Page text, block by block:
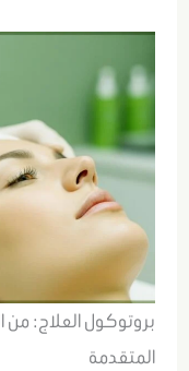
بروتوكول العلاج: من
المتقدمة